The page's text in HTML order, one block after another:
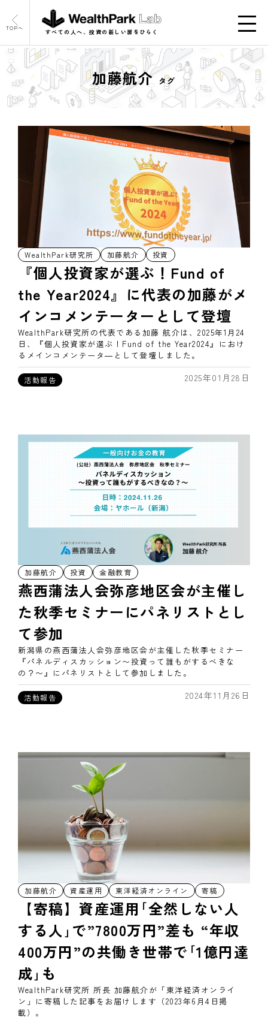
TOPへ
すべての人へ、投資の新しい扉をひらく
加藤航介タグ
WealthPark研究所 加藤航介 投資
『個人投資家が選ぶ！Fund of
the Year2024』に代表の加藤がメ
インコメンテーターとして登壇
WealthPark研究所の代表である加藤 航介は、2025年1月24
日、『個人投資家が選ぶ！Fund of the Year2024』におけ
るメインコメンテータ―として登壇しました。
活動報告 2025年01月28日
加藤航介 投資 金融教育
燕西蒲法人会弥彦地区会が主催し
た秋季セミナーにパネリストとし
て参加
新潟県の燕西蒲法人会弥彦地区会が主催した秋季セミナー
『パネルディスカッション〜投資って誰もがするべきな
の？〜』にパネリストとして参加しました。
活動報告 2024年11月26日
加藤航介 資産運用 東洋経済オンライン 寄稿
【寄稿】資産運用｢全然しない人
する人｣で”7800万円”差も “年収
400万円”の共働き世帯で｢1億円達
成｣も
WealthPark研究所 所長 加藤航介が「東洋経済オンライ
ン」に寄稿した記事をお届けします（2023年6月4日掲
載）。